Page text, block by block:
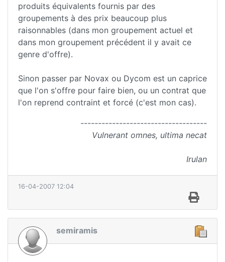
produits équivalents fournis par des
groupements à des prix beaucoup plus
raisonnables (dans mon groupement actuel et
dans mon groupement précédent il y avait ce
genre d'offre).
Sinon passer par Novax ou Dycom est un caprice
que l'on s'offre pour faire bien, ou un contrat que
l'on reprend contraint et forcé (c'est mon cas).
------------------------------------
Vulnerant omnes, ultima necat
Irulan
16-04-2007 12:04
semiramis